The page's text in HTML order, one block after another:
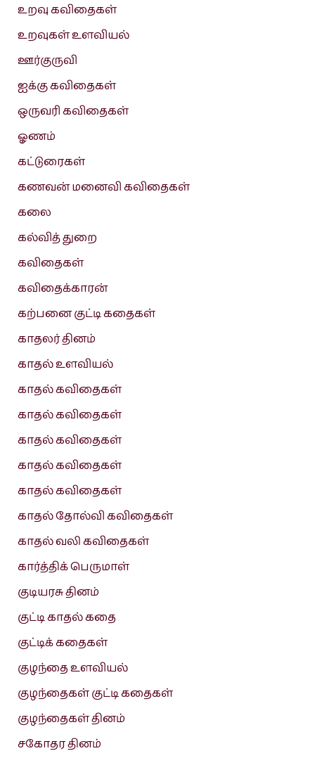
உறவு கவிதைகள்
உறவுகள் உளவியல்
ஊர்குருவி
ஐக்கு கவிதைகள்
ஒருவரி கவிதைகள்
ஓணம்
கட்டுரைகள்
கணவன் மனைவி கவிதைகள்
கலை
கல்வித் துறை
கவிதைகள்
கவிதைக்காரன்
கற்பனை குட்டி கதைகள்
காதலர் தினம்
காதல் உளவியல்
காதல் கவிதைகள்
காதல் கவிதைகள்
காதல் கவிதைகள்
காதல் கவிதைகள்
காதல் கவிதைகள்
காதல் தோல்வி கவிதைகள்
காதல் வலி கவிதைகள்
கார்த்திக் பெருமாள்
குடியரசு தினம்
குட்டி காதல் கதை
குட்டிக் கதைகள்
குழந்தை உளவியல்
குழந்தைகள் குட்டி கதைகள்
குழந்தைகள் தினம்
சகோதர தினம்